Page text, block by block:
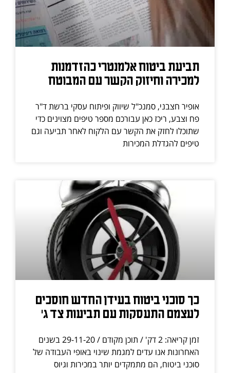
תביעת ביטוח אלמנטרי כהזדמנות
למכירה וחיזוק הקשר עם המבוטח
אופיר חצבני, סמנכ"ל שיווק ופיתוח עסקי ברשת ד"ר
פח וצבע, ריכז כאן עבורכם מספר טיפים מצוינים כדי
שתוכלו לחזק את הקשר עם הלקוח לאחר תביעה וגם
טיפים להגדלת המכירות
כך סוכני ביטוח בעידן החדש חוסכים
לעצמם התעסקות עם תביעות צד ג'
זמן קריאה: 2 דק' / תוכן מקודם / 29-11-20 בשנים
האחרונות אנו עדים למגמת שינוי באופי העבודה של
סוכני ביטוח, הם מתמקדים יותר במכירות וגיוס